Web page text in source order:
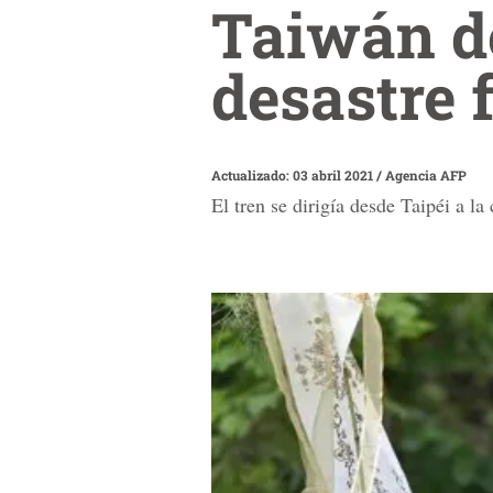
Taiwán
desastre
Actualizado: 03 abril 2021 / Agencia AFP
El tren se dirigía desde Taipéi a